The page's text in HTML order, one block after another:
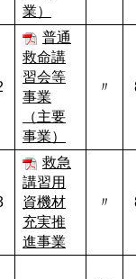
業）
普通
救命講
習会等
事業
（主要
事業）
〃
救急
講習用
資機材
充実推
進事業
〃